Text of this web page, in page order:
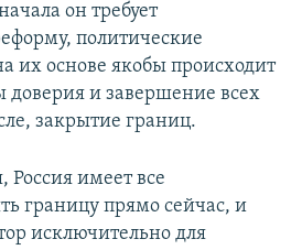
он требует
политические
их основе якобы происходит
доверия и завершение всех
закрытие границ.
Россия имеет все
границу прямо сейчас, и
исключительно для